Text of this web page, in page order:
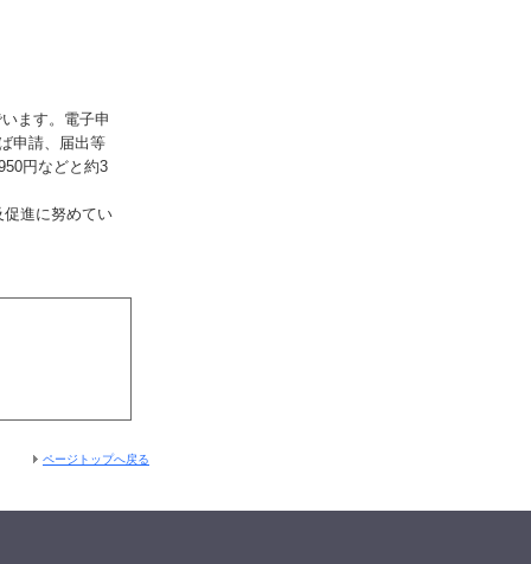
ます。電子申
申請、届出等
円などと約3
進に努めてい
ページトップへ戻る